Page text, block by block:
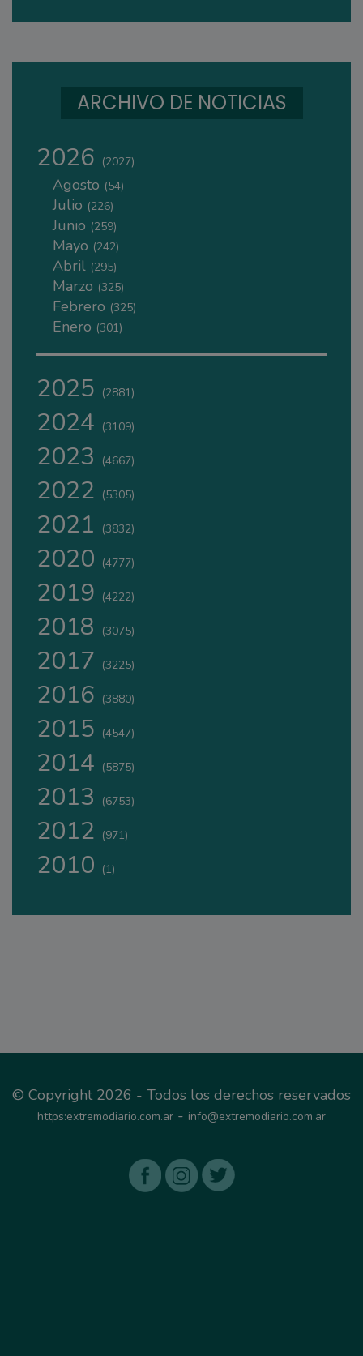
ARCHIVO DE NOTICIAS
2026 (2027)
Agosto (54)
Julio (226)
Junio (259)
Mayo (242)
Abril (295)
Marzo (325)
Febrero (325)
Enero (301)
2025 (2881)
2024 (3109)
2023 (4667)
2022 (5305)
2021 (3832)
2020 (4777)
2019 (4222)
2018 (3075)
2017 (3225)
2016 (3880)
2015 (4547)
2014 (5875)
2013 (6753)
2012 (971)
2010 (1)
© Copyright 2026 - Todos los derechos reservados
https:extremodiario.com.ar - info@extremodiario.com.ar